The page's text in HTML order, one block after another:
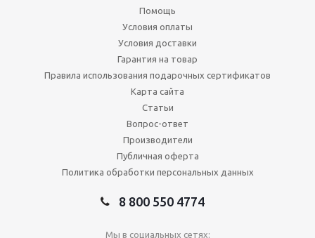
Помощь
Условия оплаты
Условия доставки
Гарантия на товар
Правила использования подарочных сертификатов
Карта сайта
Статьи
Вопрос-ответ
Производители
Публичная оферта
Политика обработки персональных данных
8 800 550 4774
Мы в социальных сетях: